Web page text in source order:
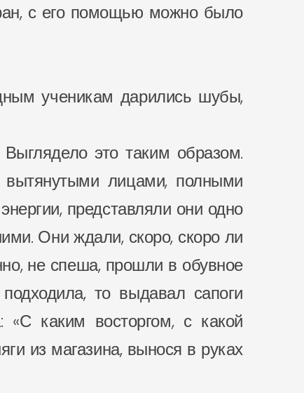
с его помощью можно было
ученикам дарились шубы,
это таким образом.
лицами, полными
представляли они одно
Они ждали, скоро, скоро ли
не спеша, прошли в обувное
то выдавал сапоги
каким восторгом, с какой
из магазина, вынося в руках